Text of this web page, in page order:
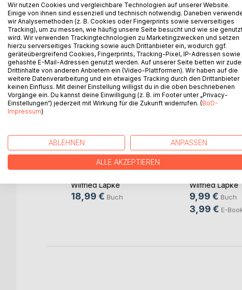
In diesem Cartoon-Buch "Nackte Tatsachen" sind
keine Rubriken bestehen, wie in den anderen
eine farbige Zeichnung auf den nebeneinander
WEITERE TITEL BEIBoD
Nackte Tatsachen
Wilfried Läpke
18,99 € Buch
Wilfried Läpke
9,99 € Buch
3,99 € E-
Wir nutzen Cookies und vergleichbare Technologien auf unserer Website.
Einige von ihnen sind essenziell und technisch notwendig. Daneben
wir Analysemethoden (z. B. Cookies oder Fingerprints sowie serverseitiges
Tracking), um zu messen, wie häufig unsere Seite besucht und wie sie
wird. Wir verwenden Trackingtechnologien zu Marketingzwecken und setzen
hierzu serverseitiges Tracking sowie auch Drittanbieter ein, wodurch ggf.
geräteübergreifend Cookies, Fingerprints, Tracking-Pixel, IP-Adressen sowie
gehashte E-Mail-Adressen genutzt werden. Auf unserer Seite betten wir
Drittinhalte von anderen Anbietern ein (Video-Plattformen). Wir haben auf die
weitere Datenverarbeitung und ein etwaiges Tracking durch den Drittanbieter
keinen Einfluss. Mit deiner Einstellung willigst du in die oben beschriebenen
Vorgänge ein. Du kannst deine Einwilligung (z. B. im Footer unter „Privacy-
Einstellungen“) jederzeit mit Wirkung für die Zukunft widerrufen. (BoD-
Impressum)
ABLEHNEN ANPASSEN
ALLE AKZEPTIEREN